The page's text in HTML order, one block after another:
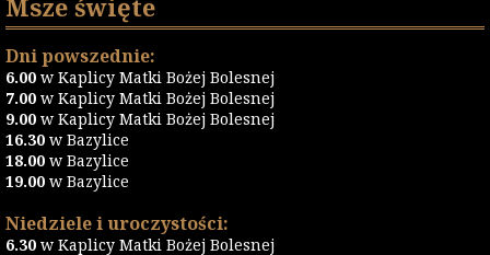
Msze święte
Dni powszednie:
6.00 w Kaplicy Matki Bożej Bolesnej
7.00 w Kaplicy Matki Bożej Bolesnej
9.00 w Kaplicy Matki Bożej Bolesnej
16.30 w Bazylice
18.00 w Bazylice
19.00 w Bazylice
Niedziele i uroczystości:
6.30 w Kaplicy Matki Bożej Bolesnej